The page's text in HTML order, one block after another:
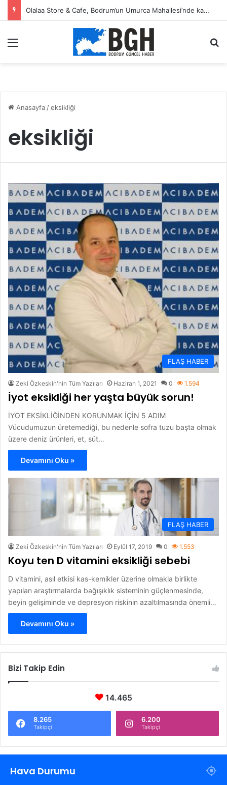
Olalaa Store & Cafe, Bodrum’un Umurca Mahallesi’nde kapılarını açtı
Anasayfa /eksikliği
eksikliği
FLAŞ HABER
Zeki Özkeskin'nin Tüm Yazıları Haziran 1, 2021 0 1.594
İyot eksikliği her yaşta büyük sorun!
İYOT EKSİKLİĞİNDEN KORUNMAK İÇİN 5 ADIM
Vücudumuzun üretemediği, bu nedenle sofra tuzu başta olmak
üzere deniz ürünleri, et, süt…
Devamını Oku »
FLAŞ HABER
Zeki Özkeskin'nin Tüm Yazıları Eylül 17, 2019 0 1.553
Koyu ten D vitamini eksikliği sebebi
D vitamini, asıl etkisi kas-kemikler üzerine olmakla birlikte
yapılan araştırmalarda bağışıklık sisteminin güçlenmesinde,
beyin gelişiminde ve depresyon riskinin azaltılmasında önemli…
Devamını Oku »
Bizi Takip Edin
14.465
8.265
Takipçi
6.200
Takipçi
Hava Durumu